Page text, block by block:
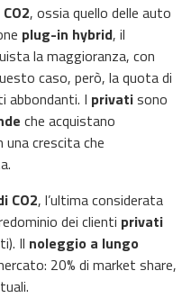
, ossia quello delle auto
plug-in hybrid, il
la maggioranza, con
caso, però, la quota di
abbondanti. I privatisono
che acquistano
crescita che
CO2, l’ultima considerata
dei clienti privati
Il noleggio a lungo
20% di market share,